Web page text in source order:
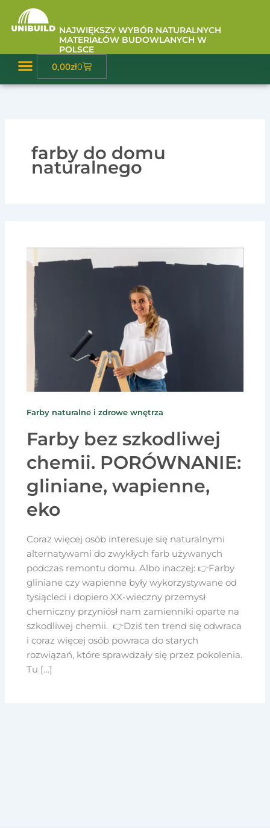
Przejdź
NAJWIĘKSZY WYBÓR NATURALNYCH
MATERIAŁÓW BUDOWLANYCH W
POLSCE
0,00zł0
Wózek
farby do domu
naturalnego
Farby naturalne i zdrowe wnętrza
Farby bez szkodliwej
chemii. PORÓWNANIE:
gliniane, wapienne,
eko
Coraz więcej osób interesuje się naturalnymi
alternatywami do zwykłych farb używanych
podczas remontu domu. Albo inaczej: 👉Farby
gliniane czy wapienne były wykorzystywane od
tysiącleci i dopiero XX-wieczny przemysł
chemiczny przyniósł nam zamienniki oparte na
szkodliwej chemii. 👉Dziś ten trend się odwraca
i coraz więcej osób powraca do starych
rozwiązań, które sprawdzały się przez pokolenia.
Tu […]